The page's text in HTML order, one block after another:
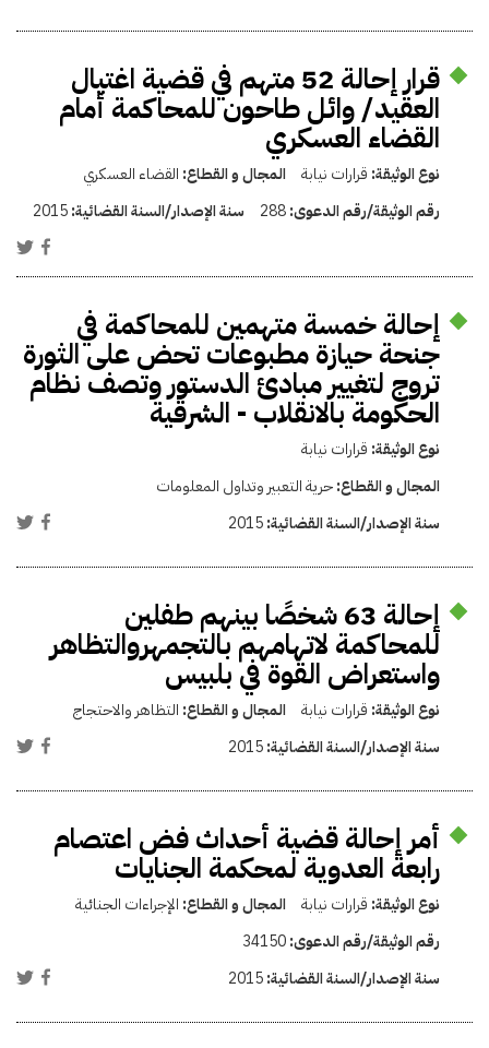
قرار إحالة 52 متهم في قضية اغتيال
العقيد/ وائل طاحون للمحاكمة أمام
القضاء العسكري
نوع الوثيقة: قرارات نيابة المجال و القطاع: القضاء العسكري
رقم الوثيقة/رقم الدعوى:288 سنة الإصدار/السنة القضائية:2015
إحالة خمسة متهمين للمحاكمة في
جنحة حيازة مطبوعات تحض على الثورة
تروج لتغيير مبادئ الدستور وتصف نظام
الحكومة بالانقلاب - الشرقية
نوع الوثيقة: قرارات نيابة
المجال و القطاع:حرية التعبير وتداول المعلومات
سنة الإصدار/السنة القضائية:2015
إحالة 63 شخصًا بينهم طفلين
للمحاكمة لاتهامهم بالتجمهروالتظاهر
واستعراض القوة في بلبيس
نوع الوثيقة: قرارات نيابة المجال و القطاع: التظاهر والاحتجاج
سنة الإصدار/السنة القضائية:2015
أمر إحالة قضية أحداث فض اعتصام
رابعة العدوية لمحكمة الجنايات
نوع الوثيقة: قرارات نيابة المجال و القطاع: الإجراءات الجنائية
رقم الوثيقة/رقم الدعوى:34150
سنة الإصدار/السنة القضائية:2015